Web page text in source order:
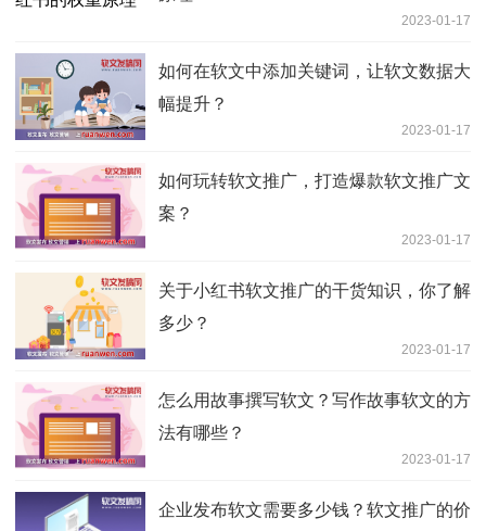
2023-01-17
如何在软文中添加关键词，让软文数据大
幅提升？
2023-01-17
如何玩转软文推广，打造爆款软文推广文
案？
2023-01-17
关于小红书软文推广的干货知识，你了解
多少？
2023-01-17
怎么用故事撰写软文？写作故事软文的方
法有哪些？
2023-01-17
企业发布软文需要多少钱？软文推广的价